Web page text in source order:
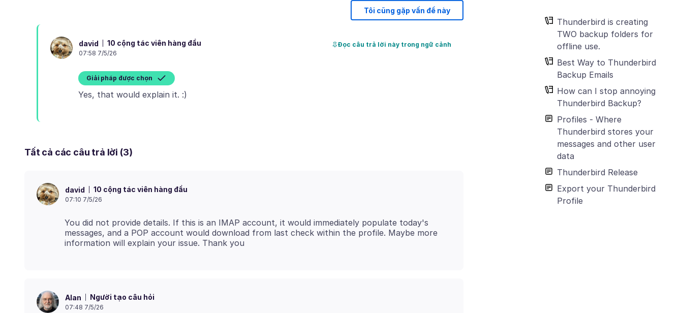
Thunderbird is creating
TWO backup folders for
offline use.
Best Way to Thunderbird
Backup Emails
How can I stop annoying
Thunderbird Backup?
Profiles - Where
Thunderbird stores your
messages and other user
data
Thunderbird Release
Export your Thunderbird
Profile
Tôi cũng gặp vấn đề này
david 10 cộng tác viên hàng đầu
07:58 7/5/26
Đọc câu trả lời này trong ngữ cảnh
Giải pháp được chọn
Tất cả các câu trả lời (3)
david 10 cộng tác viên hàng đầu
07:10 7/5/26
You did not provide details. If this is an IMAP account, it would immediately populate today's
messages, and a POP account would download from last check within the profile. Maybe more
Alan Người tạo câu hỏi
07:48 7/5/26